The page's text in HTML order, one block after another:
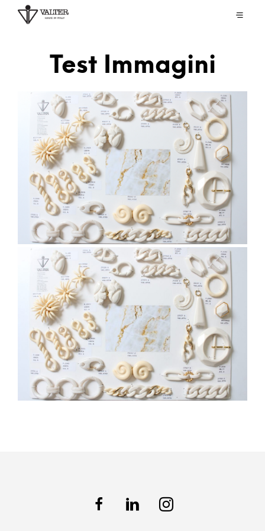
Test Immagini